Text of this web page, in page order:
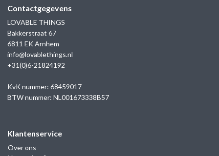
Contactgegevens
LOVABLE THINGS
Bakkerstraat 67
6811 EK Arnhem
info@lovablethings.nl
+31(0)6-21824192
KvK nummer: 68459017
BTW nummer: NL001673338B57
Klantenservice
Over ons